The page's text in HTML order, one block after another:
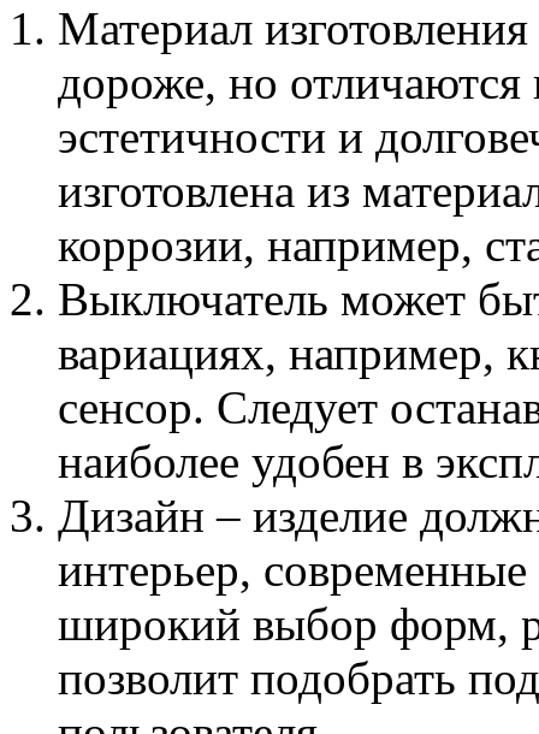
Материал
дороже, но
эстетичности и
изготовлена из
коррозии, например,
Выключатель может
вариациях, например,
сенсор. Следует
наиболее удобен в
Дизайн – изделие
интерьер,
широкий выбор форм,
позволит подобрать